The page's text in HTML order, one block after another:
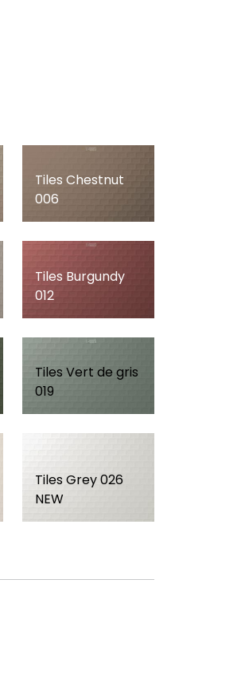
Tiles Chestnut
006
Tiles Burgundy
012
Tiles Vert de gris
019
Tiles Grey 026
NEW